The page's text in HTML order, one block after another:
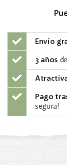
Envío
3 años
Pago
segura!